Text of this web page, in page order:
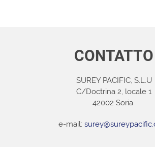
CONTATTO
SUREY PACIFIC, S.L.U
C/Doctrina 2, locale 1
42002 Soria
e-mail: